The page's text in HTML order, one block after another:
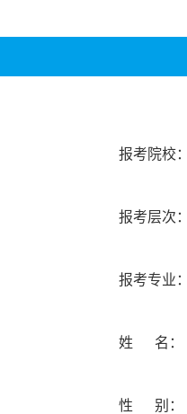
报考院校：
报考层次：
报考专业：
姓 名：
性 别：